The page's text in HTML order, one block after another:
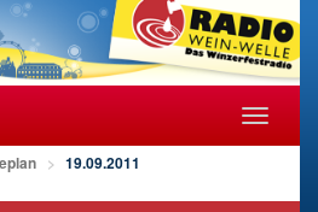
öffnen/
19.09.2011